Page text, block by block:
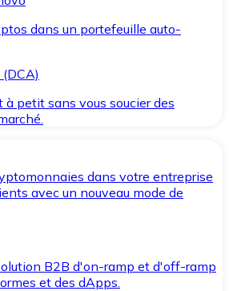
dans un portefeuille auto-
à petit sans vous soucier des
dans votre entreprise
avec un nouveau mode de
B2B d'on-ramp et d'off-ramp
et des dApps.